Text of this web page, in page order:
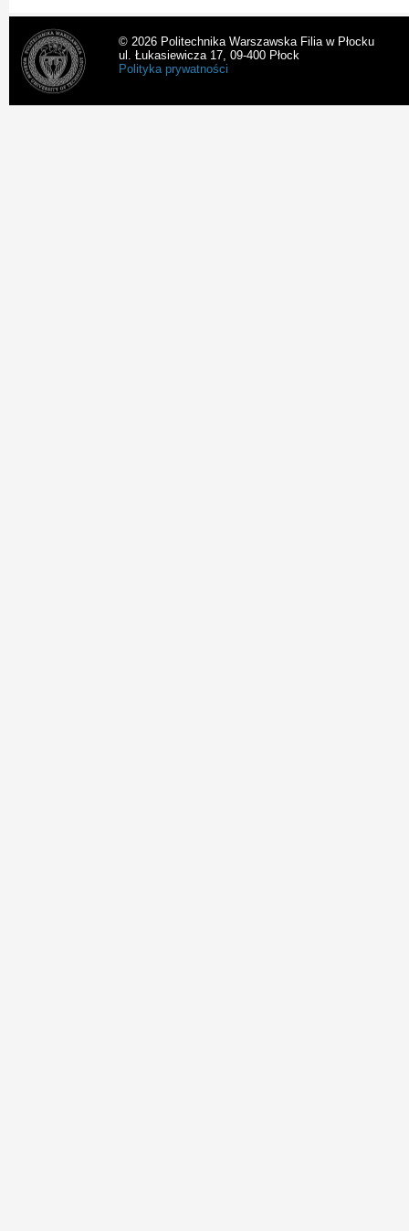
© 2026 Politechnika Warszawska Filia w Płocku
ul. Łukasiewicza 17, 09-400 Płock
Polityka prywatności